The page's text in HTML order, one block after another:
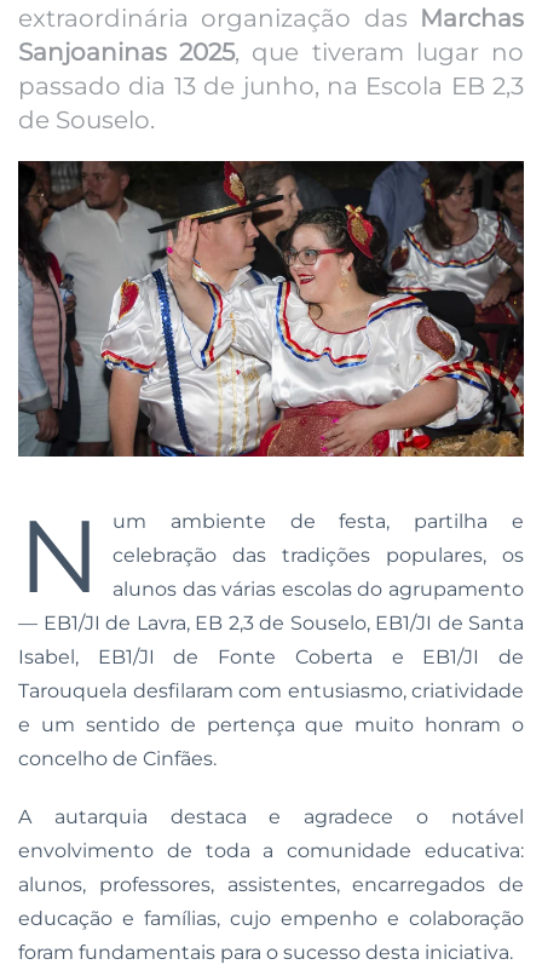
extraordinária organização das Marchas
Sanjoaninas 2025, que tiveram lugar no
passado dia 13 de junho, na Escola EB 2,3
de Souselo.
N
um ambiente de festa, partilha e
celebração das tradições populares, os
alunos das várias escolas do agrupamento
— EB1/JI de Lavra, EB 2,3 de Souselo, EB1/JI de Santa
Isabel, EB1/JI de Fonte Coberta e EB1/JI de
Tarouquela desfilaram com entusiasmo, criatividade
e um sentido de pertença que muito honram o
concelho de Cinfães.
A autarquia destaca e agradece o notável
envolvimento de toda a comunidade educativa:
alunos, professores, assistentes, encarregados de
educação e famílias, cujo empenho e colaboração
foram fundamentais para o sucesso desta iniciativa.